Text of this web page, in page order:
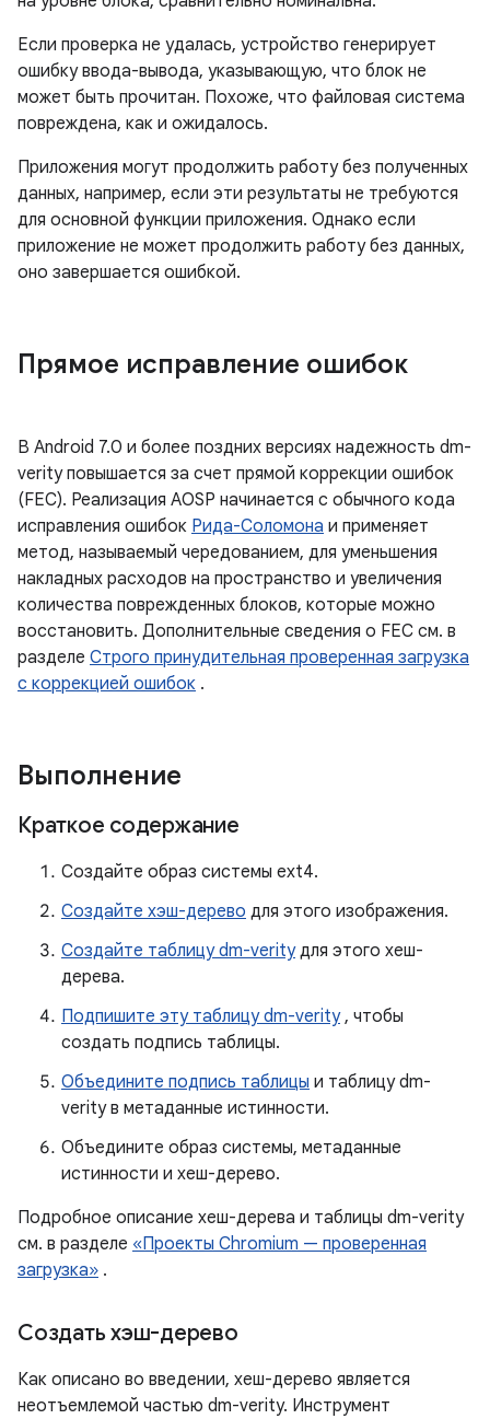
Если проверка не удалась, устройство генерирует
ошибку ввода-вывода, указывающую, что блок не
может быть прочитан. Похоже, что файловая система
повреждена, как и ожидалось.
Приложения могут продолжить работу без полученных
данных, например, если эти результаты не требуются
для основной функции приложения. Однако если
приложение не может продолжить работу без данных,
оно завершается ошибкой.
Прямое исправление ошибок
В Android 7.0 и более поздних версиях надежность dm-
verity повышается за счет прямой коррекции ошибок
(FEC). Реализация AOSP начинается с обычного кода
исправления ошибок Рида-Соломона и применяет
метод, называемый чередованием, для уменьшения
накладных расходов на пространство и увеличения
количества поврежденных блоков, которые можно
восстановить. Дополнительные сведения о FEC см. в
разделе Строго принудительная проверенная загрузка
с коррекцией ошибок .
Выполнение
Краткое содержание
Создайте образ системы ext4.
Создайте хэш-дерево для этого изображения.
Создайте таблицу dm-verityдля этого хеш-
дерева.
Подпишите эту таблицу dm-verity, чтобы
создать подпись таблицы.
Объедините подпись таблицы и таблицу dm-
verity в метаданные истинности.
Объедините образ системы, метаданные
истинности и хеш-дерево.
Подробное описание хеш-дерева и таблицы dm-verity
см. в разделе «Проекты Chromium — проверенная
загрузка» .
Создать хэш-дерево
Как описано во введении, хеш-дерево является
неотъемлемой частью dm-verity. Инструмент